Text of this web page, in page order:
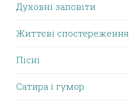
Духовні заповіти
Життєві спостереження
Пісні
Сатира і гумор